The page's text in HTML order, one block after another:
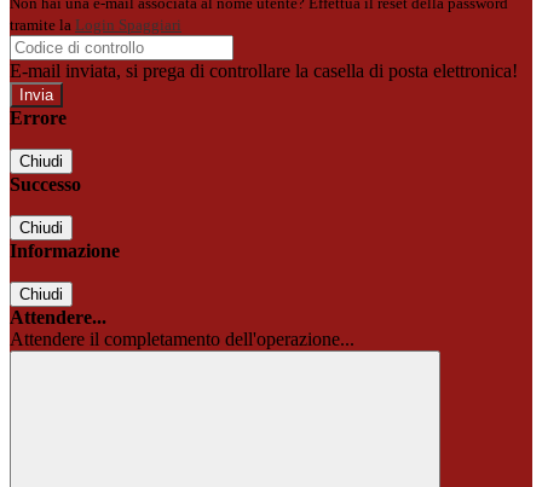
tramite la Login Spaggiari
E-mail inviata, si prega di controllare la casella di posta elettronica!
Errore
Chiudi
Successo
Chiudi
Informazione
Chiudi
Attendere...
Attendere il completamento dell'operazione...